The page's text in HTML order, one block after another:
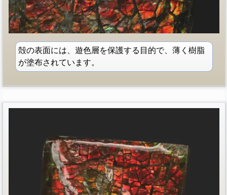
殻の表面には、遊色層を保護する目的で、薄く樹脂
が塗布されています。